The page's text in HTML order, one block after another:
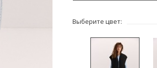
Выберите цвет: